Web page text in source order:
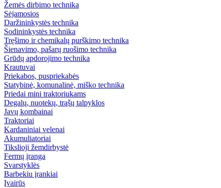
Žemės dirbimo technika
Sėjamosios
Daržininkystės technika
Sodininkystės technika
Tręšimo ir chemikalų purškimo technika
Šienavimo, pašarų ruošimo technika
Grūdų apdorojimo technika
Krautuvai
Priekabos, puspriekabės
Statybinė, komunalinė, miško technika
Priedai mini traktoriukams
Degalų, nuotekų, trąšų talpyklos
Javų kombainai
Traktoriai
Kardaniniai velenai
Akumuliatoriai
Tikslioji žemdirbystė
Fermų įranga
Svarstyklės
Barbekiu įrankiai
Įvairūs